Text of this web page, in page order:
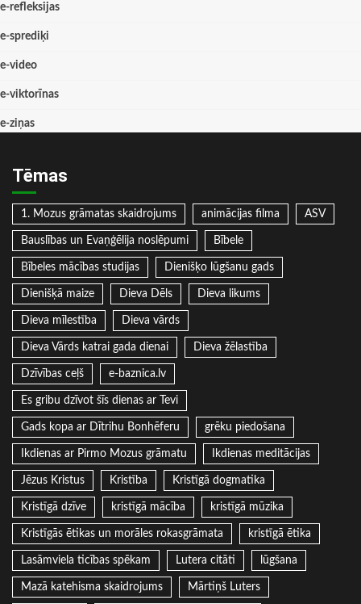
e-refleksijas
e-sprediķi
e-video
e-viktorīnas
e-ziņas
Tēmas
1. Mozus grāmatas skaidrojums animācijas filma ASV
Bauslības un Evaņģēlija noslēpumi Bībele
Bībeles mācības studijas Dienišķo lūgšanu gads
Dienišķā maize Dieva Dēls Dieva likums
Dieva mīlestība Dieva vārds
Dieva Vārds katrai gada dienai Dieva žēlastība
Dzīvības ceļš e-baznica.lv
Es gribu dzīvot šīs dienas ar Tevi
Gads kopa ar Dītrihu Bonhēferu grēku piedošana
Ikdienas ar Pirmo Mozus grāmatu Ikdienas meditācijas
Jēzus Kristus Kristība Kristīgā dogmatika
Kristīgā dzīve kristīgā mācība kristīgā mūzika
Kristīgās ētikas un morāles rokasgrāmata kristīgā ētika
Lasāmviela ticības spēkam Lutera citāti lūgšana
Mazā katehisma skaidrojums Mārtiņš Luters